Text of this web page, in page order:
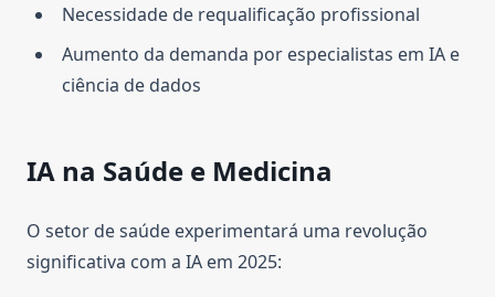
Necessidade de requalificação profissional
Aumento da demanda por especialistas em IA e
ciência de dados
IA na Saúde e Medicina
O setor de saúde experimentará uma revolução
significativa com a IA em 2025: